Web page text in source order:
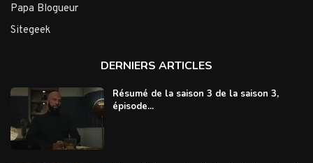
Papa Blogueur
Sitegeek
DERNIERS ARTICLES
Résumé de la saison 3 de la saison 3,
épisode...